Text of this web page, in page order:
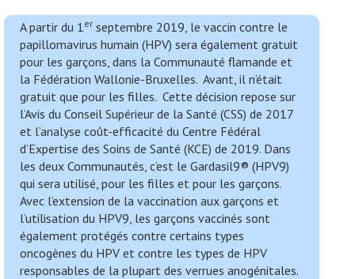
A partir du 1er septembre 2019, le vaccin contre le
papillomavirus humain (HPV) sera également gratuit
pour les garçons, dans la Communauté flamande et
la Fédération Wallonie-Bruxelles. Avant, il n’était
gratuit que pour les filles. Cette décision repose sur
l’Avis du Conseil Supérieur de la Santé (CSS) de 2017
et l’analyse coût-efficacité du Centre Fédéral
d’Expertise des Soins de Santé (KCE) de 2019. Dans
les deux Communautés, c’est le Gardasil9® (HPV9)
qui sera utilisé, pour les filles et pour les garçons.
Avec l’extension de la vaccination aux garçons et
l’utilisation du HPV9, les garçons vaccinés sont
également protégés contre certains types
oncogènes du HPV et contre les types de HPV
responsables de la plupart des verrues anogénitales.